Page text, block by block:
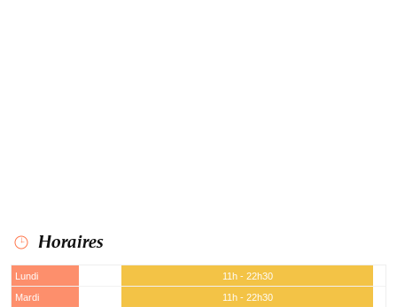
Horaires
Lundi
11h - 22h30
Mardi
11h - 22h30